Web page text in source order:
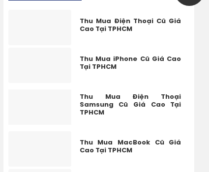
Thu Mua Điện Thoại Cũ Giá
Cao Tại TPHCM
Thu Mua iPhone Cũ Giá Cao
Tại TPHCM
Thu Mua Điện Thoại
Samsung Cũ Giá Cao Tại
TPHCM
Thu Mua MacBook Cũ Giá
Cao Tại TPHCM